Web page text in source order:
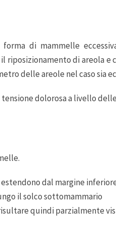
di mammelle
riposizionamento di areola
delle areole nel caso sia
dolorosa a livello
dal margine
il solco sottomammario
quindi parzialmente